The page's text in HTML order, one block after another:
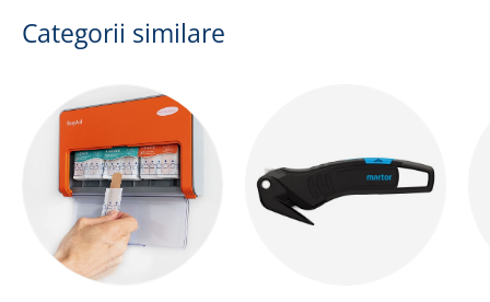
Categorii similare